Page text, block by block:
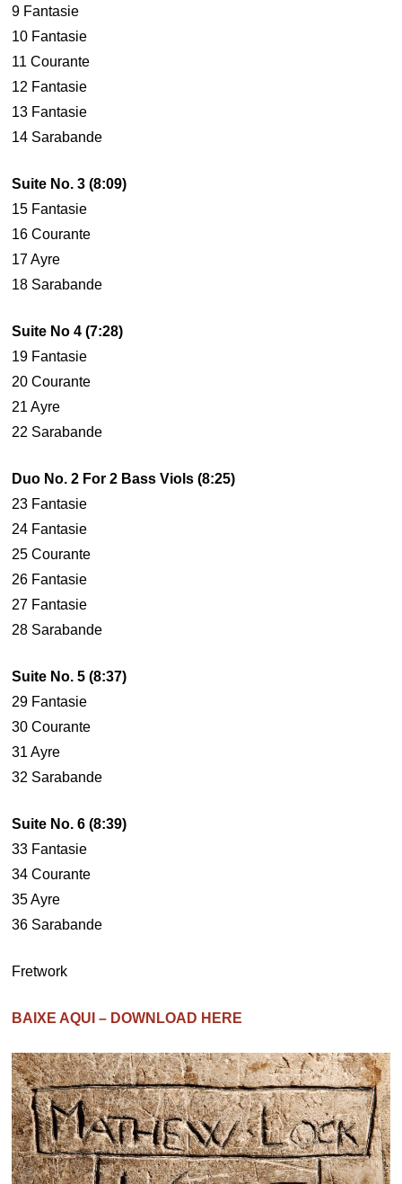
9 Fantasie
10 Fantasie
11 Courante
12 Fantasie
13 Fantasie
14 Sarabande
Suite No. 3 (8:09)
15 Fantasie
16 Courante
17 Ayre
18 Sarabande
Suite No 4 (7:28)
19 Fantasie
20 Courante
21 Ayre
22 Sarabande
Duo No. 2 For 2 Bass Viols (8:25)
23 Fantasie
24 Fantasie
25 Courante
26 Fantasie
27 Fantasie
28 Sarabande
Suite No. 5 (8:37)
29 Fantasie
30 Courante
31 Ayre
32 Sarabande
Suite No. 6 (8:39)
33 Fantasie
34 Courante
35 Ayre
36 Sarabande
Fretwork
BAIXE AQUI – DOWNLOAD HERE